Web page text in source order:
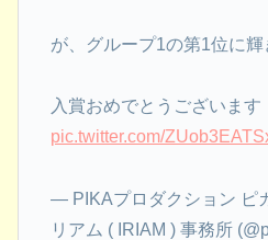
が、グループ1の第1位に輝
入賞おめでとうございます
pic.twitter.com/
— PIKAプロダクション ピ
リアム ( IRIAM ) 事務所